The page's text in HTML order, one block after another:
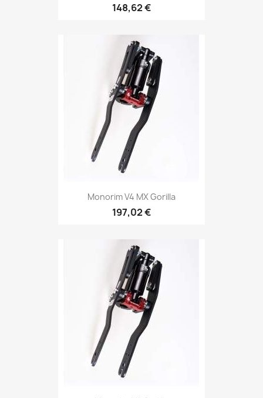
148,62 €
Monorim V4 MX Gorilla
197,02 €